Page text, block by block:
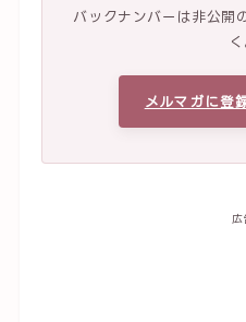
バックナンバーは非公開
く
メルマガに登
広